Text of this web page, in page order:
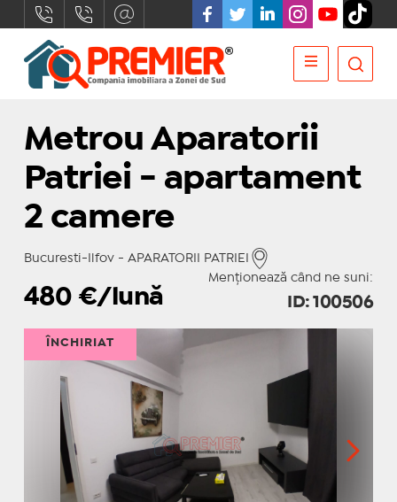
Metrou Aparatorii
Patriei - apartament
2 camere
Bucuresti-Ilfov - APARATORII PATRIEI
Menționează când ne suni:
480 €/lună ID: 100506
ÎNCHIRIAT